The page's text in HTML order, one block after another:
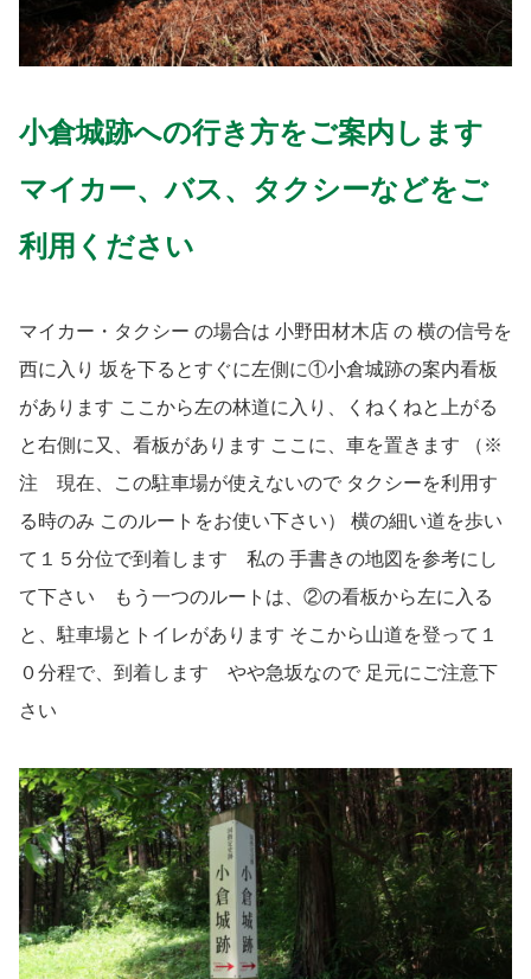
小倉城跡への行き方をご案内します
マイカー、バス、タクシーなどをご
利用ください
マイカー・タクシー の場合は 小野田材木店 の 横の信号を
西に入り 坂を下るとすぐに左側に①小倉城跡の案内看板
があります ここから左の林道に入り、くねくねと上がる
と右側に又、看板があります ここに、車を置きます （※
注 現在、この駐車場が使えないので タクシーを利用す
る時のみ このルートをお使い下さい） 横の細い道を歩い
て１５分位で到着します 私の 手書きの地図を参考にし
て下さい もう一つのルートは、②の看板から左に入る
と、駐車場とトイレがあります そこから山道を登って１
０分程で、到着します やや急坂なので 足元にご注意下
さい